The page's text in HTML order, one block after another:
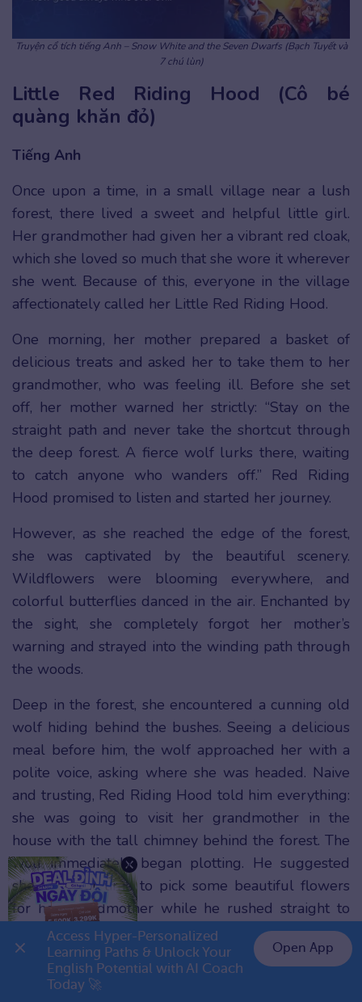
Truyện cổ tích tiếng Anh – Snow White and the Seven Dwarfs (Bạch Tuyết và
7 chú lùn)
Little Red Riding Hood (Cô bé
quàng khăn đỏ)
Tiếng Anh
Once upon a time, in a small village near a lush
forest, there lived a sweet and helpful little girl.
Her grandmother had given her a vibrant red cloak,
which she loved so much that she wore it wherever
she went. Because of this, everyone in the village
affectionately called her Little Red Riding Hood.
One morning, her mother prepared a basket of
delicious treats and asked her to take them to her
grandmother, who was feeling ill. Before she set
off, her mother warned her strictly: “Stay on the
straight path and never take the shortcut through
the deep forest. A fierce wolf lurks there, waiting
to catch anyone who wanders off.” Red Riding
Hood promised to listen and started her journey.
However, as she reached the edge of the forest,
she was captivated by the beautiful scenery.
Wildflowers were blooming everywhere, and
colorful butterflies danced in the air. Enchanted by
the sight, she completely forgot her mother’s
warning and strayed into the winding path through
the woods.
Deep in the forest, she encountered a cunning old
wolf hiding behind the bushes. Seeing a delicious
meal before him, the wolf approached her with a
polite voice, asking where she was headed. Naive
and trusting, Red Riding Hood told him everything:
she was going to visit her grandmother in the
house with the tall chimney behind the forest. The
wolf immediately began plotting. He suggested
she take her time to pick some beautiful flowers
for her grandmother while he rushed straight to
the old lady’s cottage.
The wolf reached the house in no time, burst
through the door, and swallowed poor
Access Hyper-Personalized
Learning Paths & Unlock Your
English Potential with AI Coach
Today 🚀
Open App